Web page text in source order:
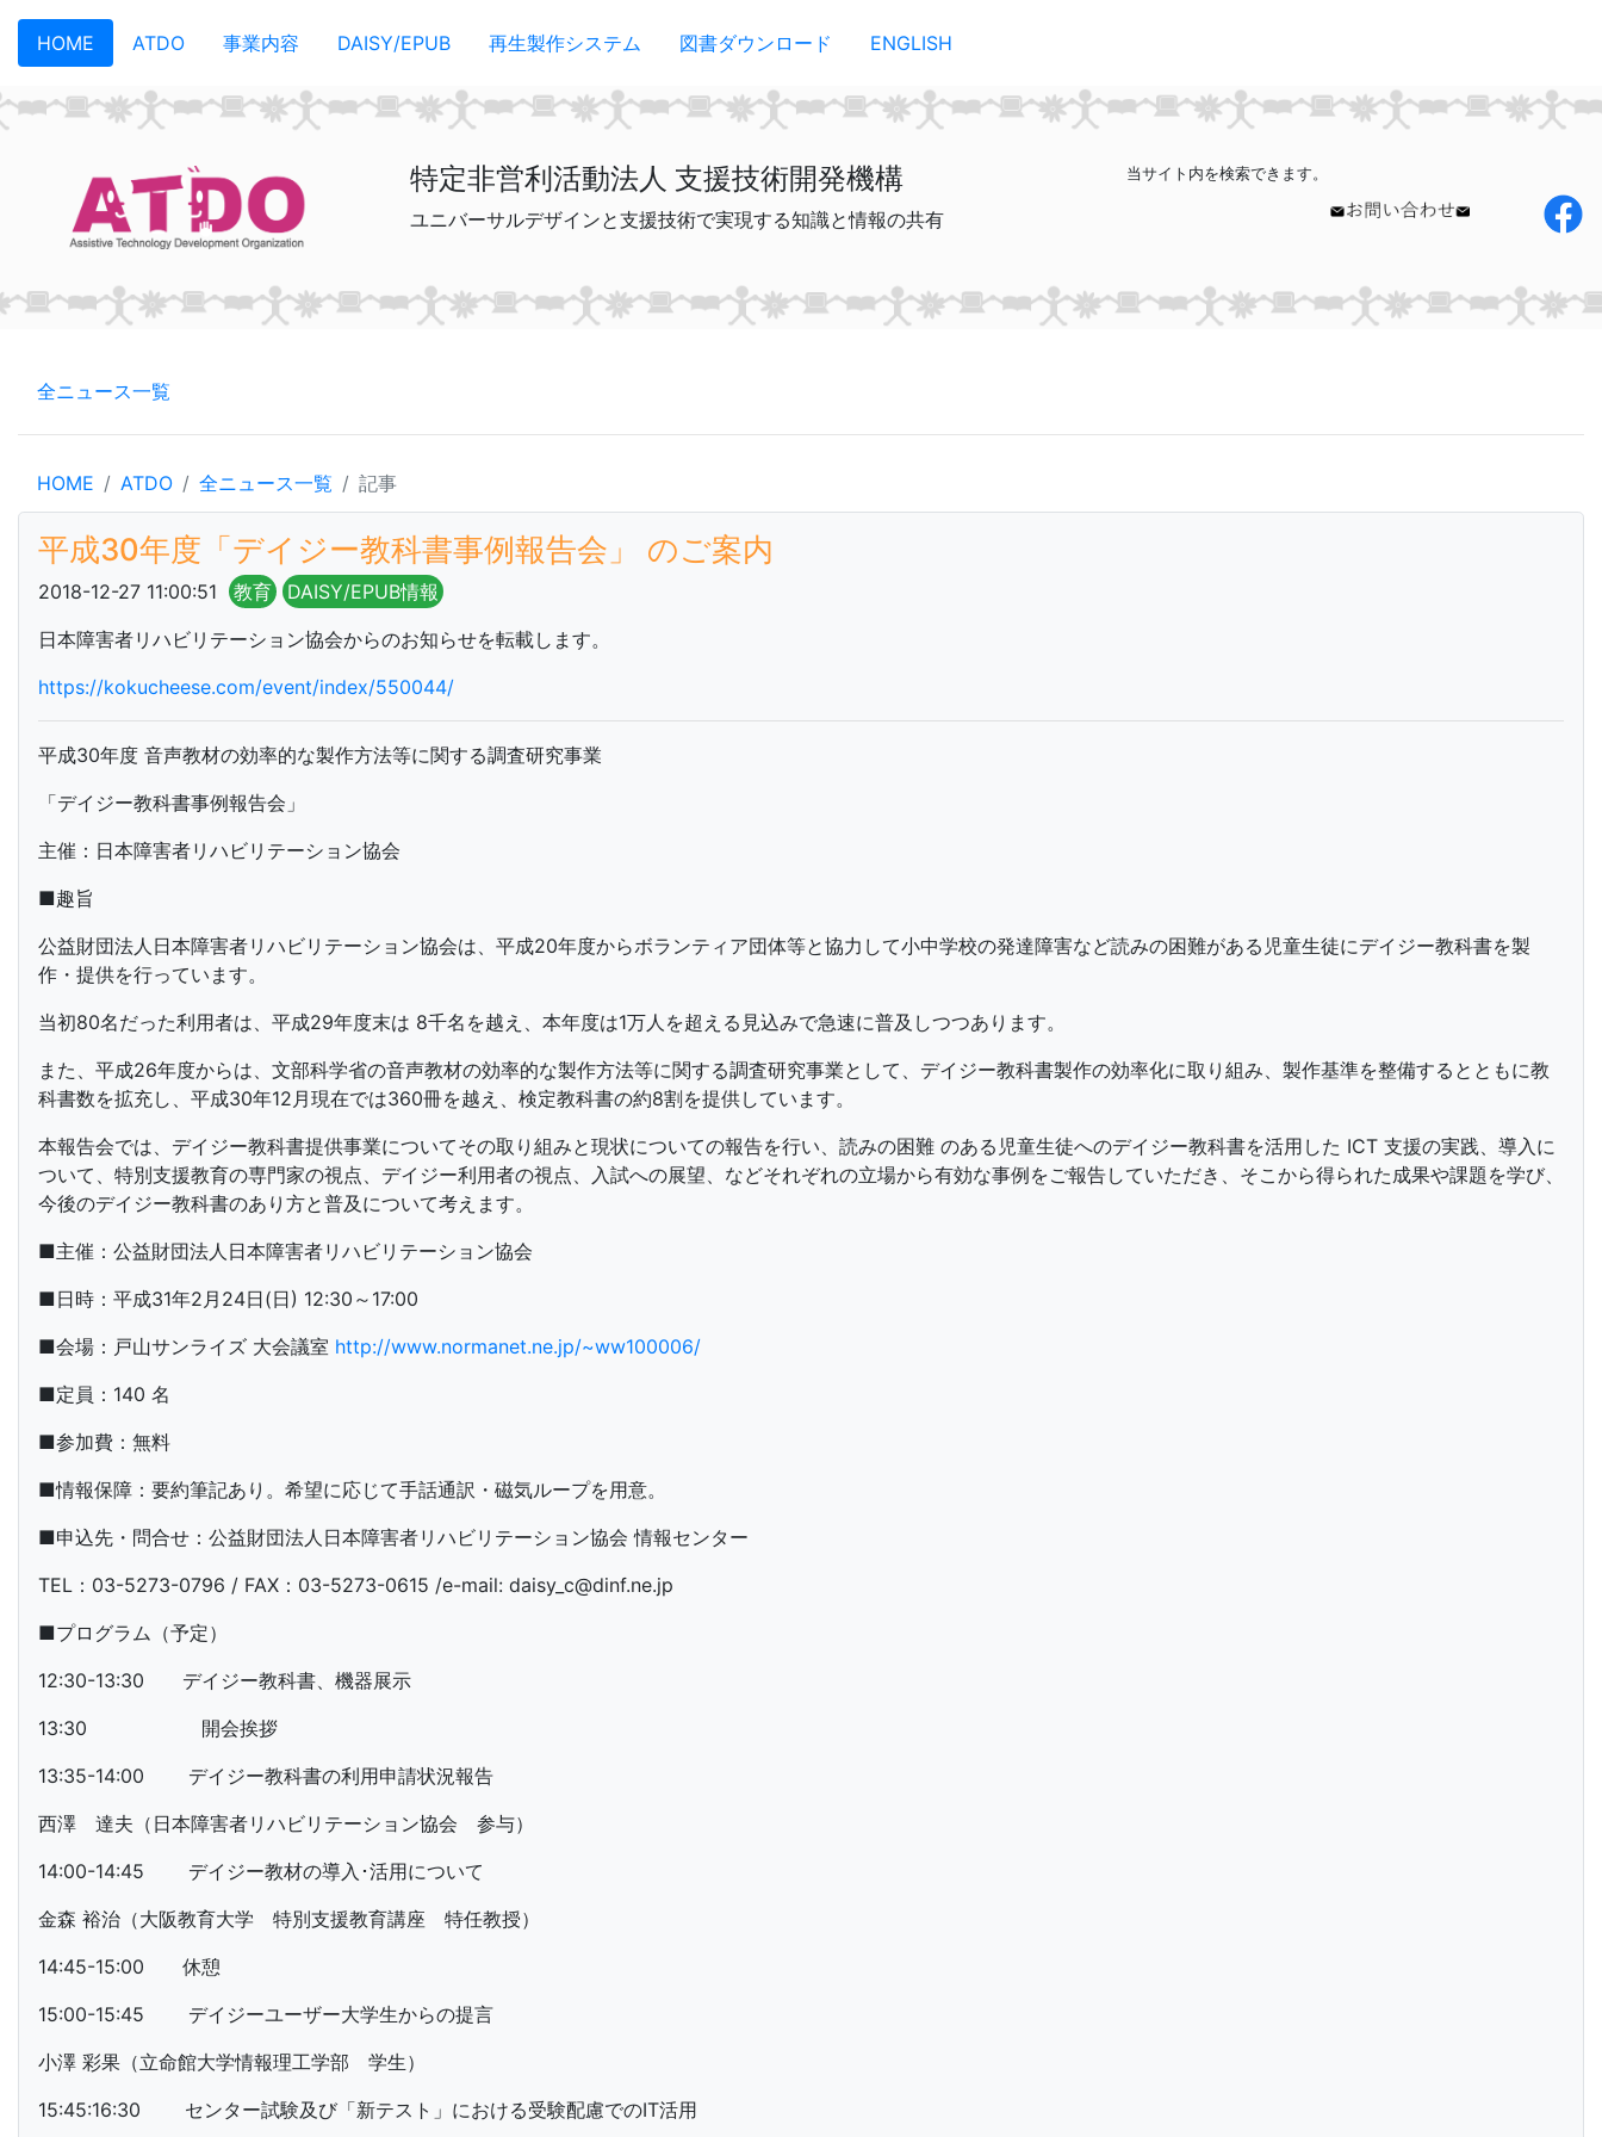
メインコンテンツへスキップ
HOME ATDO 事業内容 DAISY/EPUB 再生製作システム 図書ダウンロード ENGLISH
特定非営利活動法人 支援技術開発機構
ユニバーサルデザインと支援技術で実現する知識と情報の共有
当サイト内を検索できます。
全ニュース一覧
HOME ATDO 全ニュース一覧 記事
平成30年度「デイジー教科書事例報告会」 のご案内
2018-12-27 11:00:51 教育
DAISY/EPUB情報
日本障害者リハビリテーション協会からのお知らせを転載します。
https://kokucheese.com/event/index/550044/
平成30年度 音声教材の効率的な製作方法等に関する調査研究事業
「デイジー教科書事例報告会」
主催：日本障害者リハビリテーション協会
■趣旨
公益財団法人日本障害者リハビリテーション協会は、平成20年度からボランティア団体等と協力して小中学校の発達障害など読みの困難がある児童生徒にデイジー教科書を製
作・提供を行っています。
当初80名だった利用者は、平成29年度末は 8千名を越え、本年度は1万人を超える見込みで急速に普及しつつあります。
また、平成26年度からは、文部科学省の音声教材の効率的な製作方法等に関する調査研究事業として、デイジー教科書製作の効率化に取り組み、製作基準を整備するとともに教
科書数を拡充し、平成30年12月現在では360冊を越え、検定教科書の約8割を提供しています。
本報告会では、デイジー教科書提供事業についてその取り組みと現状についての報告を行い、読みの困難 のある児童生徒へのデイジー教科書を活用した ICT 支援の実践、導入に
ついて、特別支援教育の専門家の視点、デイジー利用者の視点、入試への展望、などそれぞれの立場から有効な事例をご報告していただき、そこから得られた成果や課題を学び、
今後のデイジー教科書のあり方と普及について考えます。
■主催：公益財団法人日本障害者リハビリテーション協会
■日時：平成31年2月24日(日) 12:30～17:00
■会場：戸山サンライズ 大会議室 http://www.normanet.ne.jp/~ww100006/
■定員：140 名
■参加費：無料
■情報保障：要約筆記あり。希望に応じて手話通訳・磁気ループを用意。
■申込先・問合せ：公益財団法人日本障害者リハビリテーション協会 情報センター
TEL：03-5273-0796 / FAX：03-5273-0615 /e-mail: daisy_c@dinf.ne.jp
■プログラム（予定）
12:30-13:30 デイジー教科書、機器展示
13:30 開会挨拶
13:35-14:00 デイジー教科書の利用申請状況報告
西澤 達夫（日本障害者リハビリテーション協会 参与）
14:00-14:45 デイジー教材の導入･活用について
金森 裕治（大阪教育大学 特別支援教育講座 特任教授）
14:45-15:00 休憩
15:00-15:45 デイジーユーザー大学生からの提言
小澤 彩果（立命館大学情報理工学部 学生）
15:45:16:30 センター試験及び「新テスト」における受験配慮でのIT活用